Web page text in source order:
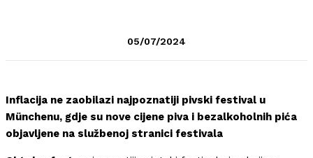
05/07/2024
Inflacija ne zaobilazi najpoznatiji pivski festival u
Münchenu, gdje su nove cijene piva i bezalkoholnih pića
objavljene na službenoj stranici festivala